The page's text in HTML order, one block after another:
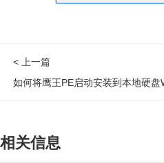
< 上一篇
如何将鹰王PE启动安装到本地硬盘
相关信息